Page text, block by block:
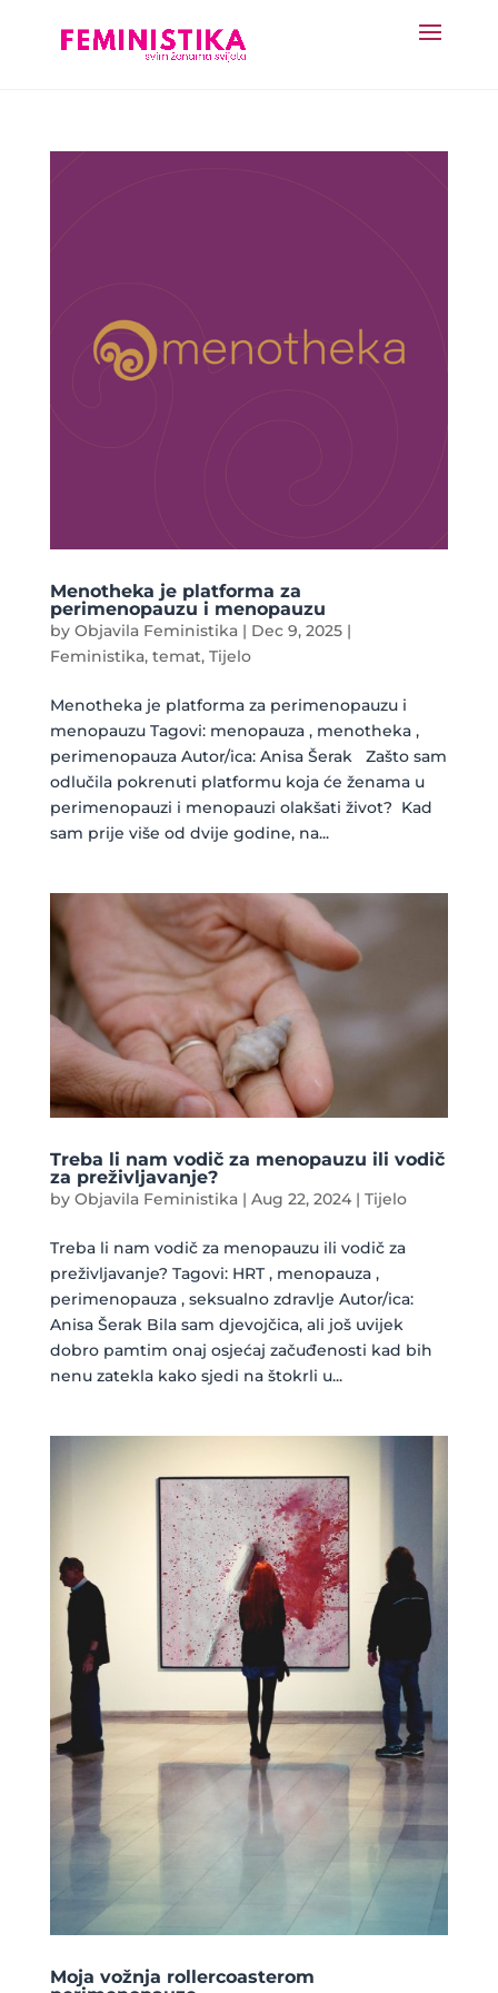
Menotheka je platforma za
perimenopauzu i menopauzu
by Objavila Feministika| Dec 9, 2025|
Feministika, temat, Tijelo
Menotheka je platforma za perimenopauzu i
menopauzu Tagovi: menopauza , menotheka ,
perimenopauza Autor/ica: Anisa Šerak Zašto sam
odlučila pokrenuti platformu koja će ženama u
perimenopauzi i menopauzi olakšati život? Kad
sam prije više od dvije godine, na...
Treba li nam vodič za menopauzu ili vodič
za preživljavanje?
by Objavila Feministika| Aug 22, 2024| Tijelo
Treba li nam vodič za menopauzu ili vodič za
preživljavanje? Tagovi: HRT , menopauza ,
perimenopauza , seksualno zdravlje Autor/ica:
Anisa Šerak Bila sam djevojčica, ali još uvijek
dobro pamtim onaj osjećaj začuđenosti kad bih
nenu zatekla kako sjedi na štokrli u...
Moja vožnja rollercoasterom